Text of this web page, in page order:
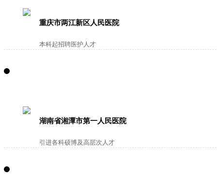
重庆市两江新区人民医院
本科起招聘医护人才
湖南省湘潭市第一人民医院
引进各科硕博及高层次人才